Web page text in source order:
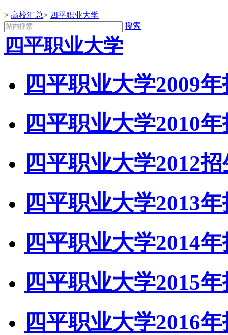
> 高校汇总> 四平职业大学
搜索
四平职业大学
四平职业大学2009
四平职业大学2010
四平职业大学2012
四平职业大学2013
四平职业大学2014
四平职业大学2015
四平职业大学2016